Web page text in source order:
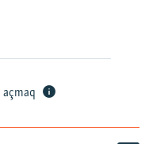
480p
açmaq